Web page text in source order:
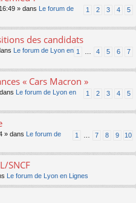
1 2 3 4 5
» dans
Le forum de
des candidats
1 4 5 6 7
Le forum de Lyon en
« Cars Macron »
1 2 3 4 5
Le forum de Lyon en
1 7 8 9 10
» dans
Le forum de
SNCF
Le forum de Lyon en Lignes